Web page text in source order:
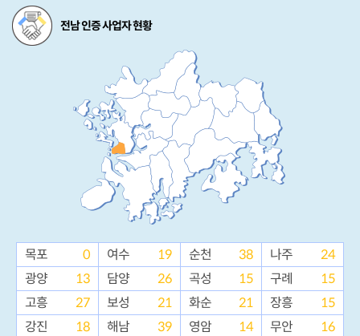
전남 인증 사업자 현황
목포 0 여수 19 순천 38 나주
24
광양
13 담양 26 곡성 15 구례
15
고흥
27 보성 21 화순 21 장흥
15
강진
18 해남 39 영암 14 무안
16